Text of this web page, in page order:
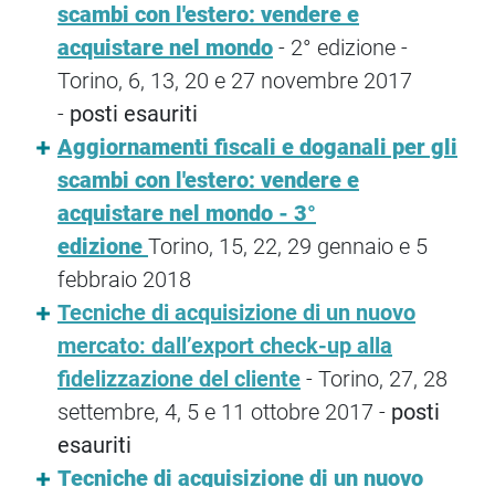
scambi con l'estero: vendere e
acquistare nel mondo - 2° edizione -
Torino, 6, 13, 20 e 27 novembre 2017
- posti esauriti
Aggiornamenti fiscali e doganali per gli
scambi con l'estero: vendere e
acquistare nel mondo - 3°
edizione Torino, 15, 22, 29 gennaio e 5
febbraio 2018
Tecniche di acquisizione di un nuovo
mercato: dall’export check-up alla
fidelizzazione del cliente - Torino, 27, 28
settembre, 4, 5 e 11 ottobre 2017 - posti
esauriti
Tecniche di acquisizione di un nuovo